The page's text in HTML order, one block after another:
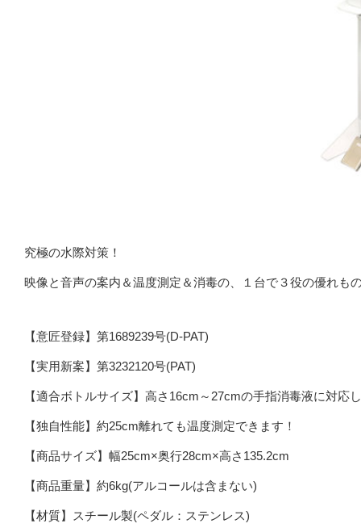
究極の水際対策！
映像と音声の案内＆温度測定＆消毒の、１台で３役の優れも
【意匠登録】第1689239号(D-PAT)
【実用新案】第3232120号(PAT)
【適合ボトルサイズ】高さ16cm～27cmの手指消毒液に対応
【独自性能】約25cm離れても温度測定できます！
【商品サイズ】幅25cm×奥行28cm×高さ135.2cm
【商品重量】約6kg(アルコールは含まない)
【材質】スチール製(ペダル：ステンレス)